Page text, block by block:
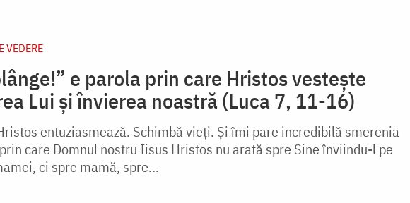
VEDERE
e parola prin care Hristos vestește
Lui și învierea noastră (Luca 7, 11-16)
entuziasmează. Schimbă vieți. Și îmi pare incredibilă smerenia
care Domnul nostru Iisus Hristos nu arată spre Sine înviindu-l pe
ci spre mamă, spre...